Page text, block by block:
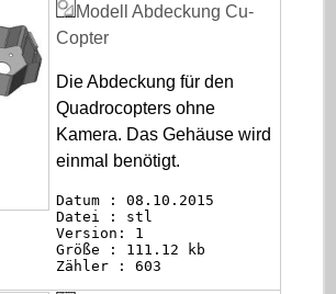
Modell Abdeckung Cu-
Copter
Die Abdeckung für den
Quadrocopters ohne
Kamera. Das Gehäuse wird
einmal benötigt.
Datum : 08.10.2015
Datei : stl
Version: 1
Größe : 111.12 kb
Zähler : 603